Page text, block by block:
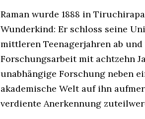
Raman wurde 1888 in
Wunderkind: Er schloss seine
mittleren Teenagerjahren ab
Forschungsarbeit mit achtzehn
unabhängige Forschung neben
akademische Welt auf ihn
verdiente Anerkennung